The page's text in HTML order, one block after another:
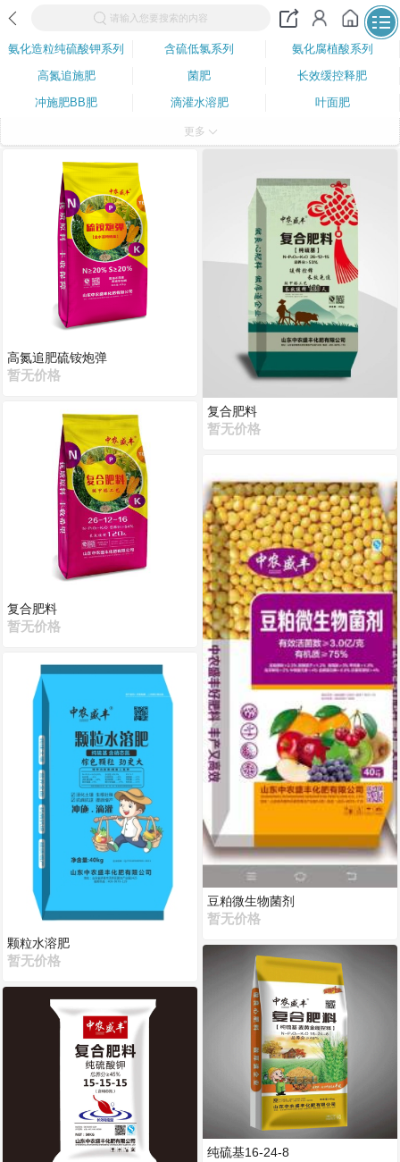
请输入您要搜索的内容
氨化造粒纯硫酸钾系列 含硫低氯系列
氨化腐植酸系列
高氮追施肥
菌肥
长效缓控释肥
冲施肥BB肥
滴灌水溶肥
叶面肥
更多
高氮追肥硫铵炮弹
暂无价格
复合肥料
暂无价格
颗粒水溶肥
暂无价格
复合肥料
暂无价格
豆粕微生物菌剂
暂无价格
纯硫基16-24-8